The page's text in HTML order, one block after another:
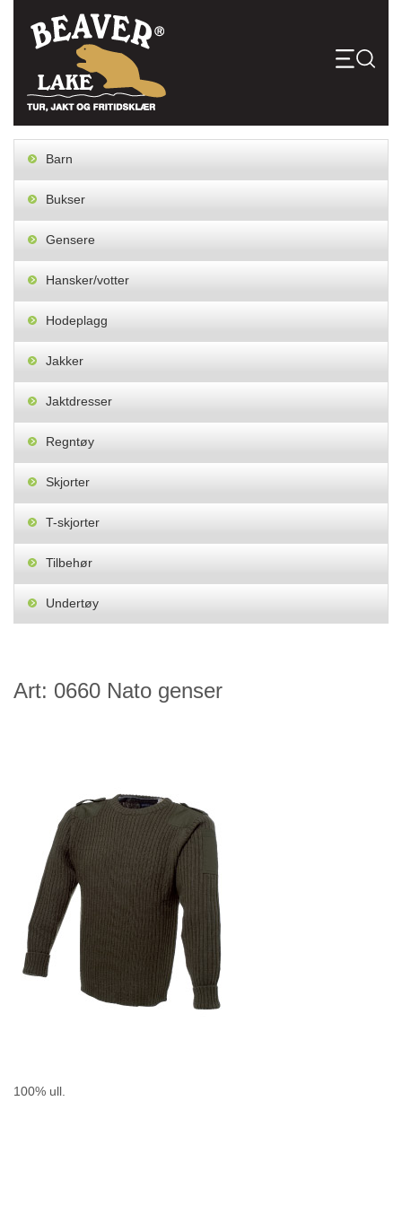
content
Barn
Bukser
Gensere
Hansker/votter
Hodeplagg
Jakker
Jaktdresser
Regntøy
Skjorter
T-skjorter
Tilbehør
Undertøy
Art: 0660 Nato genser
100% ull.